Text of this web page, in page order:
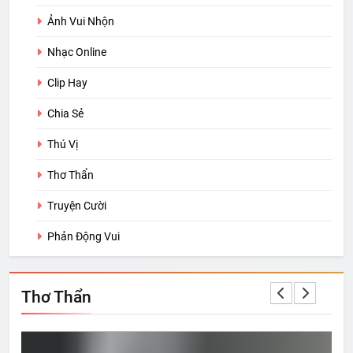
Ảnh Vui Nhộn
Nhạc Online
Clip Hay
Chia Sẻ
Thú Vị
Thơ Thẩn
Truyện Cười
Phản Động Vui
Thơ Thẩn